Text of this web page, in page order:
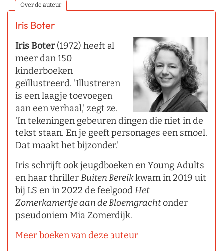
Over de auteur
Iris Boter
Iris Boter(1972) heeft al
meer dan 150
kinderboeken
geïllustreerd. 'Illustreren
is een laagje toevoegen
aan een verhaal,' zegt ze.
'In tekeningen gebeuren dingen die niet in de
tekst staan. En je geeft personages een smoel.
Dat maakt het bijzonder.'
Iris schrijft ook jeugdboeken en Young Adults
en haar thrillerBuiten Bereikkwam in 2019 uit
bij LS en in 2022 de feelgoodHet
Zomerkamertje aan de Bloemgrachtonder
pseudoniem Mia Zomerdijk.
Meer boeken van deze auteur